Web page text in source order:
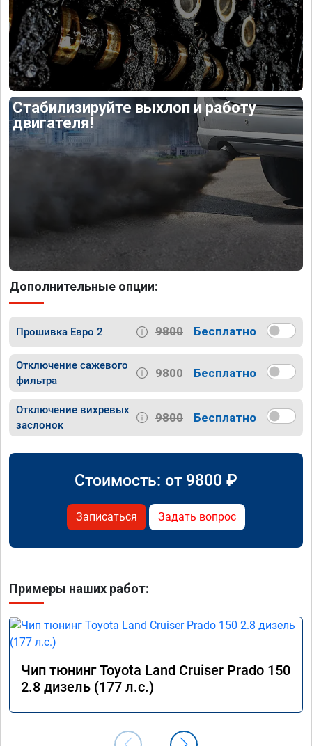
Стабилизируйте выхлоп и работу
двигателя!
Дополнительные опции:
Прошивка Евро 2 9800 Бесплатно
Отключение сажевого
фильтра
9800 Бесплатно
Отключение вихревых
заслонок
9800 Бесплатно
Стоимость: от 9800 ₽
Записаться Задать вопрос
Примеры наших работ:
Чип тюнинг Toyota Land Cruiser Prado 150
2.8 дизель (177 л.с.)